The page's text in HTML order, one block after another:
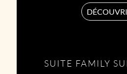
SUITE FAMILY